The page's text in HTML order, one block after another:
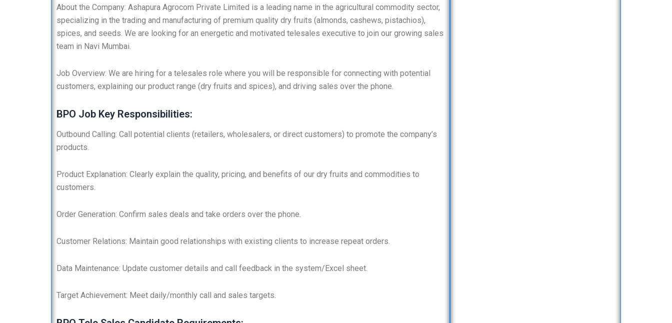
About the Company: Ashapura Agrocom Private Limited is a leading name in the agricultural commodity sector,
specializing in the trading and manufacturing of premium quality dry fruits (almonds, cashews, pistachios),
spices, and seeds. We are looking for an energetic and motivated telesales executive to join our growing sales
team in Navi Mumbai.
Job Overview: We are hiring for a telesales role where you will be responsible for connecting with potential
customers, explaining our product range (dry fruits and spices), and driving sales over the phone.
BPO Job Key Responsibilities:
Outbound Calling: Call potential clients (retailers, wholesalers, or direct customers) to promote the company’s
products.
Product Explanation: Clearly explain the quality, pricing, and benefits of our dry fruits and commodities to
customers.
Order Generation: Confirm sales deals and take orders over the phone.
Customer Relations: Maintain good relationships with existing clients to increase repeat orders.
Data Maintenance: Update customer details and call feedback in the system/Excel sheet.
Target Achievement: Meet daily/monthly call and sales targets.